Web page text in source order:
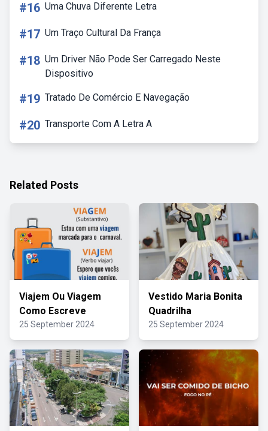
#16 Uma Chuva Diferente Letra
#17 Um Traço Cultural Da França
#18 Um Driver Não Pode Ser Carregado Neste
Dispositivo
#19 Tratado De Comércio E Navegação
#20 Transporte Com A Letra A
Related Posts
Viajem Ou Viagem
Como Escreve
25 September 2024
Vestido Maria Bonita
Quadrilha
25 September 2024